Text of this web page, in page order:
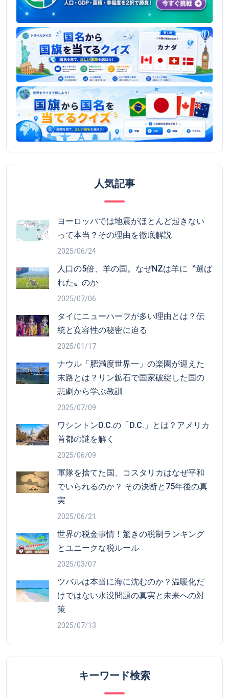
人気記事
ヨーロッパでは地震がほとんど起きない
って本当？その理由を徹底解説
2025/06/24
人口の5倍、羊の国。なぜNZは羊に〝選ば
れた〟のか
2025/07/06
タイにニューハーフが多い理由とは？伝
統と寛容性の秘密に迫る
2025/01/17
ナウル「肥満度世界一」の楽園が迎えた
末路とは？リン鉱石で国家破綻した国の
悲劇から学ぶ教訓
2025/07/09
ワシントンD.C.の「D.C.」とは？アメリカ
首都の謎を解く
2025/06/09
軍隊を捨てた国、コスタリカはなぜ平和
でいられるのか？ その決断と75年後の真
実
2025/06/21
世界の税金事情！驚きの税制ランキング
とユニークな税ルール
2025/03/07
ツバルは本当に海に沈むのか？温暖化だ
けではない水没問題の真実と未来への対
策
2025/07/13
キーワード検索